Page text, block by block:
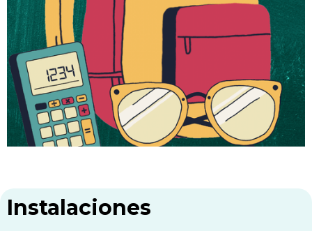
Instalaciones